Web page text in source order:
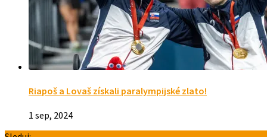
Riapoš a Lovaš získali paralympijské zlato!
1 sep, 2024